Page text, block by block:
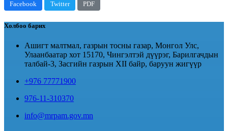
Facebook Twitter PDF
Холбоо барих
Ашигт малтмал, газрын тосны газар, Монгол Улс,
Улаанбаатар хот 15170, Чингэлтэй дүүрэг, Барилгачдын
талбай-3, Засгийн газрын XII байр, баруун жигүүр
+976 77771900
976-11-310370
info@mrpam.gov.mn